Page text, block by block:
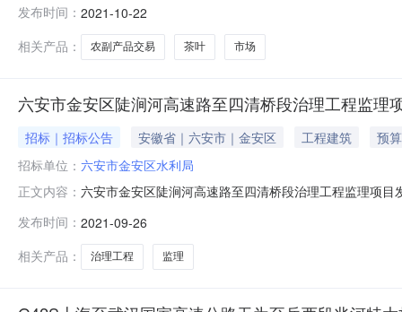
公告如下：一、项目概况1、编号：2021-SJYH-154注
发布时间： 2021-10-22
相关产品：
农副产品交易 茶叶 市场
六安市金安区陡涧河高速路至四清桥段治理工程监理
招标｜招标公告 安徽省｜六安市｜金安区 工程建筑
预
招标单位： 六安市金安区水利局
正文内容： 六安市金安区陡涧河高速路至四清桥段治理工程监理项
《金安区政府投资建设工程政府采购招标投标管理办法
发布时间： 2021-09-26
相关产品：
治理工程 监理